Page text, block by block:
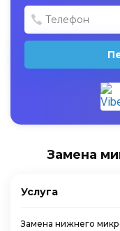
Замена
Услуга
Замена нижнего